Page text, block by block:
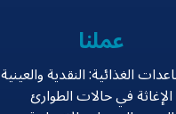
عملنا
الغذائية: النقدية والعينية
الإغاثة في حالات الطوارئ